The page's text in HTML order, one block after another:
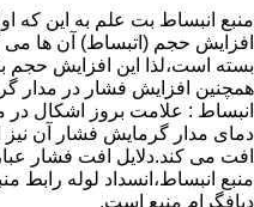
منبع انبساط بت علم به این که
افزایش حجم (اتبساط) آن ها می
بسته است،لذا این افزایش حجم
همچنین افزایش فشار در مدار
انبساط : علامت بروز اشکال در
دمای مدار گرمایش فشار آن نیز
افت می کند.دلایل افت فشار
منبع انبساط،انسداد لوله رابط
دیافگرام منبع است.